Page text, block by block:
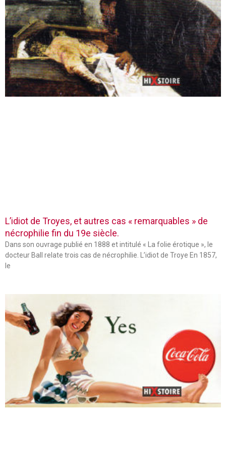
L’idiot de Troyes, et autres cas « remarquables » de
nécrophilie fin du 19e siècle.
Dans son ouvrage publié en 1888 et intitulé « La folie érotique », le
docteur Ball relate trois cas de nécrophilie. L’idiot de Troye En 1857,
le